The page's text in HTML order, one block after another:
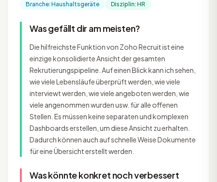
Branche: Haushaltsgeräte Disziplin: HR
Was gefällt dir am meisten?
Die hilfreichste Funktion von Zoho Recruit ist eine
einzige konsolidierte Ansicht der gesamten
Rekrutierungspipeline. Auf einen Blick kann ich sehen,
wie viele Lebensläufe überprüft werden, wie viele
interviewt werden, wie viele angeboten werden, wie
viele angenommen wurden usw. für alle offenen
Stellen. Es müssen keine separaten und komplexen
Dashboards erstellen, um diese Ansicht zu erhalten.
Dadurch können auch auf schnelle Weise Dokumente
für eine Übersicht erstellt werden.
Was könnte konkret noch verbessert